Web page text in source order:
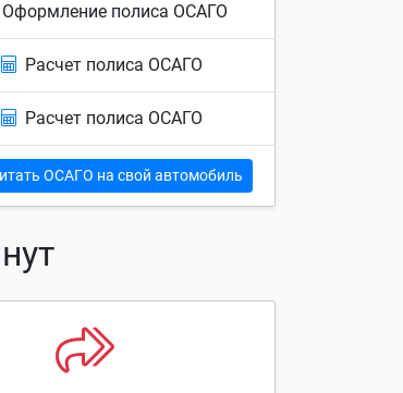
Оформление полиса ОСАГО
Расчет полиса ОСАГО
Расчет полиса ОСАГО
ОСАГО на свой автомобиль